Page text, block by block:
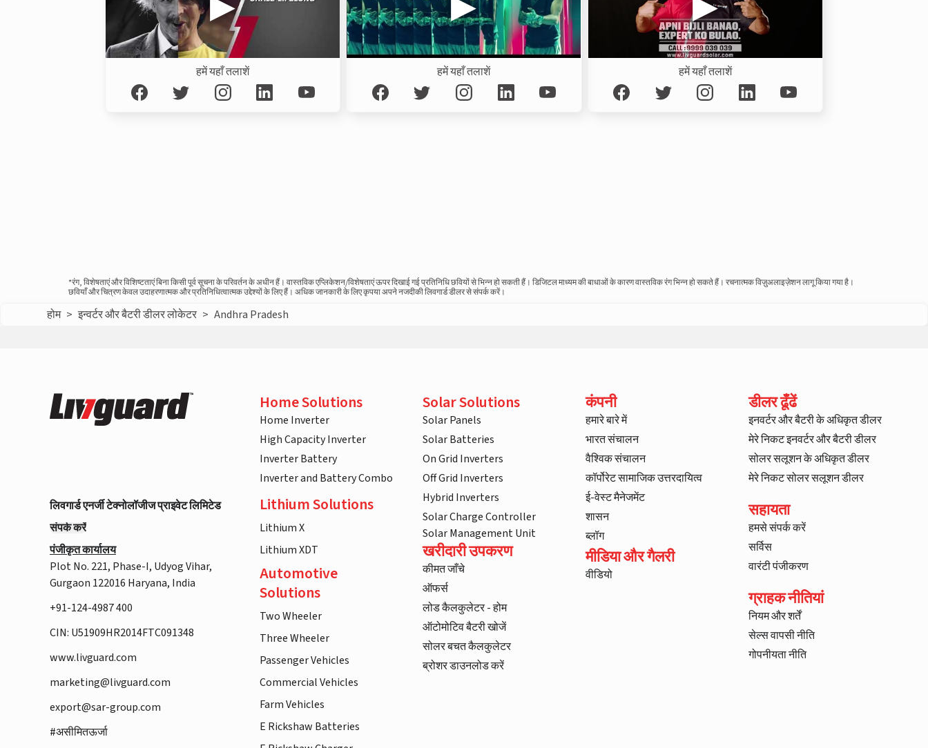
हमें यहाँ तलाशें हमें यहाँ तलाशें हमें यहाँ तलाशें
*रंग, विशेषताएं और विशिष्टताएं बिना किसी पूर्व सूचना के परिवर्तन के अधीन हैं। वास्तविक एप्लिकेशन/विशेषताएं ऊपर दिखाई गई प्रतिनिधि छवियों से भिन्न हो सकती हैं। डिजिटल माध्यम की बाधाओं के कारण वास्तविक रंग भिन्न हो सकते हैं। रचनात्मक विज़ुअलाइज़ेशन लागू किया गया है।
छवियाँ और चित्रण केवल उदाहरणात्मक और प्रतिनिधित्वात्मक उद्देश्यों के लिए हैं। अधिक जानकारी के लिए कृपया अपने नजदीकी लिवगार्ड डीलर से संपर्क करें।
होम > इन्वर्टर और बैटरी डीलर लोकेटर > Andhra Pradesh
लिवगार्ड एनर्जी टेक्नोलॉजीज प्राइवेट लिमिटेड
संपर्क करें
पंजीकृत कार्यालय
Plot No. 221, Phase-I, Udyog Vihar,
Gurgaon 122016 Haryana, India
+91-124-4987 400
CIN: U51909HR2014FTC091348
www.livguard.com
marketing@livguard.com
export@sar-group.com
#असीमितऊर्जा
Home Solutions
Home Inverter
High Capacity Inverter
Inverter Battery
Inverter and Battery Combo
Lithium Solutions
Lithium X
Lithium XDT
Automotive
Solutions
Two Wheeler
Three Wheeler
Passenger Vehicles
Commercial Vehicles
Farm Vehicles
E Rickshaw Batteries
Solar Solutions
Solar Panels
Solar Batteries
On Grid Inverters
Off Grid Inverters
Hybrid Inverters
Solar Charge Controller
Solar Management Unit
खरीदारी उपकरण
कीमत जाँचे
ऑफर्स
लोड कैलकुलेटर - होम
ऑटोमोटिव बैटरी खोजें
सोलर बचत कैलकुलेटर
ब्रोशर डाउनलोड करें
कंपनी
हमारे बारे में
भारत संचालन
वैश्विक संचालन
कॉर्पोरेट सामाजिक उत्तरदायित्व
ई-वेस्ट मैनेजमेंट
शासन
ब्लॉग
मीडिया और गैलरी
वीडियो
डीलर ढूँढें
इनवर्टर और बैटरी के अधिकृत डीलर
मेरे निकट इनवर्टर और बैटरी डीलर
सोलर सलूशन के अधिकृत डीलर
मेरे निकट सोलर सलूशन डीलर
सहायता
हमसे संपर्क करें
सर्विस
वारंटी पंजीकरण
ग्राहक नीतियां
नियम और शर्तें
सेल्स वापसी नीति
गोपनीयता नीति